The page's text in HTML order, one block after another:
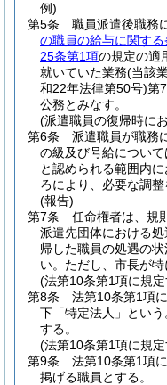
例)
第5条
職員派遣後職務
の職員の給与に関する
25条第1項の規定の適
就いていた業務(当該
和22年法律第50号)第
公務とみなす。
(派遣職員の復帰時に
第6条
派遣職員が職務
の級及び号給につい
と認められる範囲内
ろにより、必要な調整
(報告)
第7条
任命権者は、規
派遣先団体における
帰した職員の処遇の
い。 ただし、市長が特
(法第10条第1項に規
第8条
法第10条第1項
下「特定法人」という
する。
(法第10条第1項に規
第9条
法第10条第1項
掲げる職員とする。